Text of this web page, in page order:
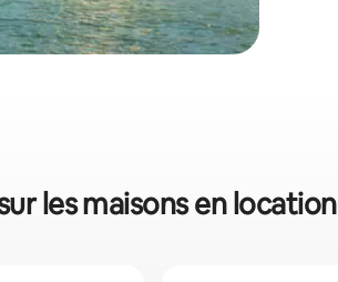
les maisons en location